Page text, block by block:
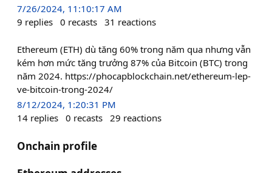
7/26/2024, 11:10:17 AM
9 replies 0 recasts 31 reactions
Ethereum (ETH) dù tăng 60% trong năm qua nhưng vẫn
kém hơn mức tăng trưởng 87% của Bitcoin (BTC) trong
năm 2024. https://phocapblockchain.net/ethereum-lep-
ve-bitcoin-trong-2024/
8/12/2024, 1:20:31 PM
14 replies 0 recasts 29 reactions
Onchain profile